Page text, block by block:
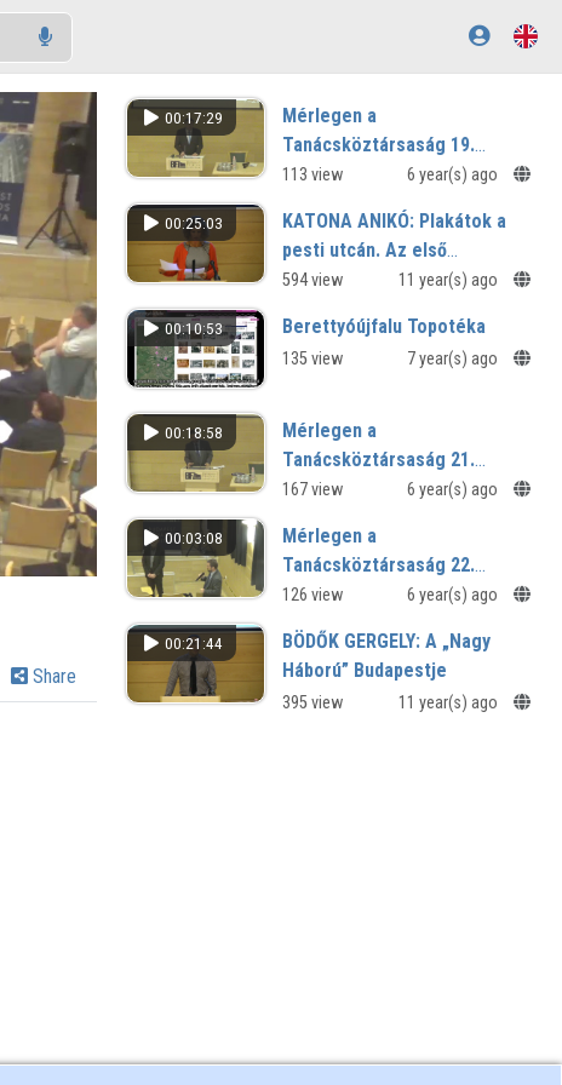
Share
00:17:29
Mérlegen a
Tanácsköztársaság 19.
Csűrös András előadása
113 view 6 year(s) ago
00:25:03
KATONA ANIKÓ: Plakátok a
pesti utcán. Az első
világháború első évei
594 view 11 year(s) ago
00:10:53 Berettyóújfalu Topotéka
135 view 7 year(s) ago
00:18:58
Mérlegen a
Tanácsköztársaság 21.
Szakál Ádám előadása
167 view 6 year(s) ago
00:03:08
Mérlegen a
Tanácsköztársaság 22.
Ötödik szekció utáni vita
126 view 6 year(s) ago
00:21:44
BÖDŐK GERGELY: A „Nagy
Háború” Budapestje
395 view 11 year(s) ago